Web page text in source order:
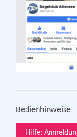
Bedienhinweise
Hilfe: